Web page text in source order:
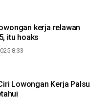
kerja relawan
itu hoaks
8:33
Lowongan Kerja Palsu